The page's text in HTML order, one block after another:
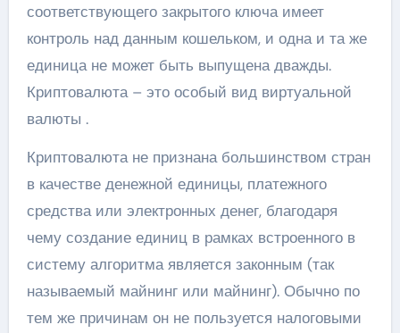
соответствующего закрытого ключа имеет
контроль над данным кошельком, и одна и та же
единица не может быть выпущена дважды.
Криптовалюта – это особый вид виртуальной
валюты .
Криптовалюта не признана большинством стран
в качестве денежной единицы, платежного
средства или электронных денег, благодаря
чему создание единиц в рамках встроенного в
систему алгоритма является законным (так
называемый майнинг или майнинг). Обычно по
тем же причинам он не пользуется налоговыми